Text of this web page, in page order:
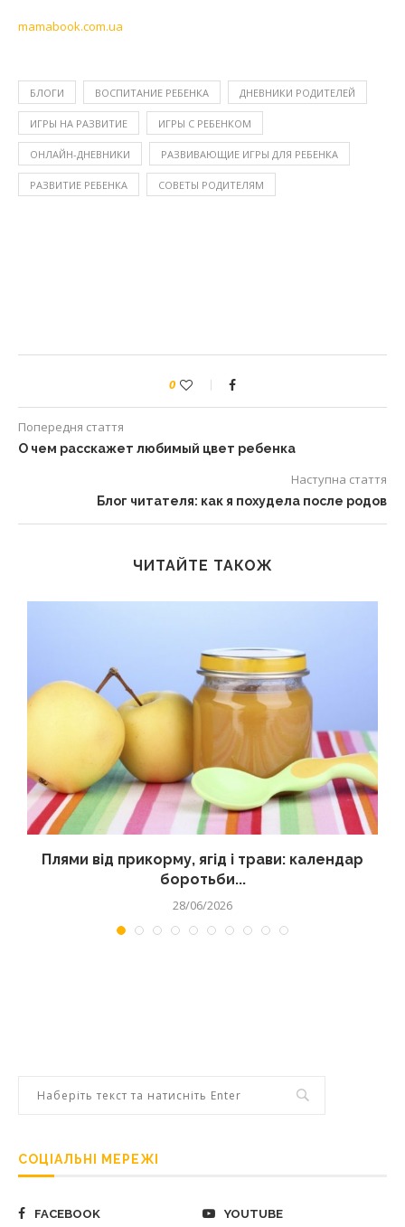
mamabook.com.ua
БЛОГИ ВОСПИТАНИЕ РЕБЕНКА ДНЕВНИКИ РОДИТЕЛЕЙ
ИГРЫ НА РАЗВИТИЕ ИГРЫ С РЕБЕНКОМ
ОНЛАЙН-ДНЕВНИКИ РАЗВИВАЮЩИЕ ИГРЫ ДЛЯ РЕБЕНКА
РАЗВИТИЕ РЕБЕНКА СОВЕТЫ РОДИТЕЛЯМ
0
Попередня стаття
О чем расскажет любимый цвет ребенка
Наступна стаття
Блог читателя: как я похудела после родов
ЧИТАЙТЕ ТАКОЖ
Плями від прикорму, ягід і трави: календар
боротьби...
28/06/2026
СОЦІАЛЬНІ МЕРЕЖІ
FACEBOOK YOUTUBE